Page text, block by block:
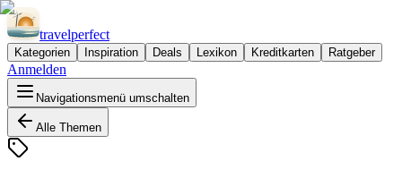
travelperfect
Kategorien Inspiration Deals Lexikon Kreditkarten Ratgeber
Anmelden
Navigationsmenü umschalten
Alle Themen